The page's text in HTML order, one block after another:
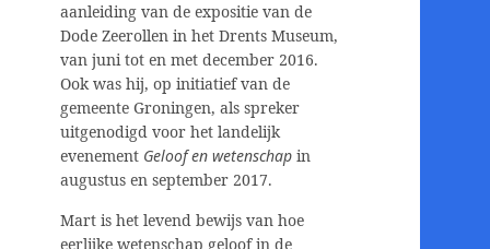
aanleiding van de expositie van de
Dode Zeerollen in het Drents Museum,
van juni tot en met december 2016.
Ook was hij, op initiatief van de
gemeente Groningen, als spreker
uitgenodigd voor het landelijk
evenement Geloof en wetenschap in
augustus en september 2017.
Mart is het levend bewijs van hoe
eerlijke wetenschap geloof in de